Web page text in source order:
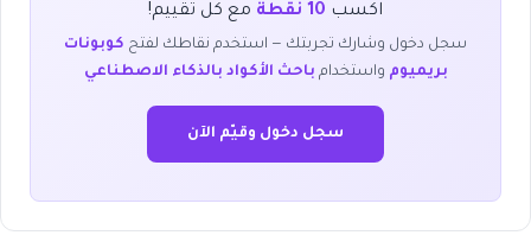
اكسب 10 نقطة مع كل تقييم!
سجل دخول وشارك تجربتك — استخدم نقاطك لفتح كوبونات
بريميوم واستخدام باحث الأكواد بالذكاء الاصطناعي
سجل دخول وقيّم الآن